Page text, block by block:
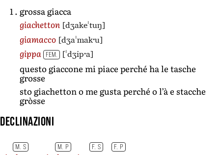
grossa giacca
giachetton [dʒakeˈtuŋ]
giamacco [dʒaˈmakˑu]
gippa FEM. [ˈdʒipˑa]
questo giaccone mi piace perché ha le tasche
grosse
sto giachetton o me gusta perché o l’à e stacche
gròsse
Declinazioni
M. S M. P F. S F. P